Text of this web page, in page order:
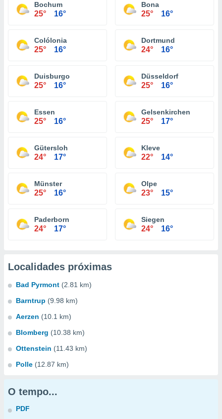
Bochum
25° 16°
Bona
25° 16°
Colólonia
25° 16°
Dortmund
24° 16°
Duisburgo
25° 16°
Düsseldorf
25° 16°
Essen
25° 16°
Gelsenkirchen
25° 17°
Gütersloh
24° 17°
Kleve
22° 14°
Münster
25° 16°
Olpe
23° 15°
Paderborn
24° 17°
Siegen
24° 16°
Localidades próximas
Bad Pyrmont (2.81 km)
Barntrup (9.98 km)
Aerzen (10.1 km)
Blomberg (10.38 km)
Ottenstein (11.43 km)
Polle (12.87 km)
O tempo...
PDF